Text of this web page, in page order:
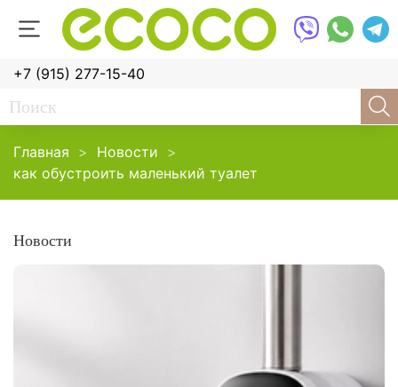
+7 (915) 277-15-40
Главная
Новости
как обустроить маленький туалет
Новости